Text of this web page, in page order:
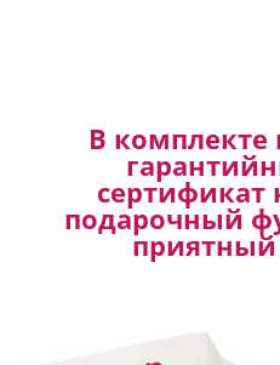
В комплекте
сертификат
подарочный